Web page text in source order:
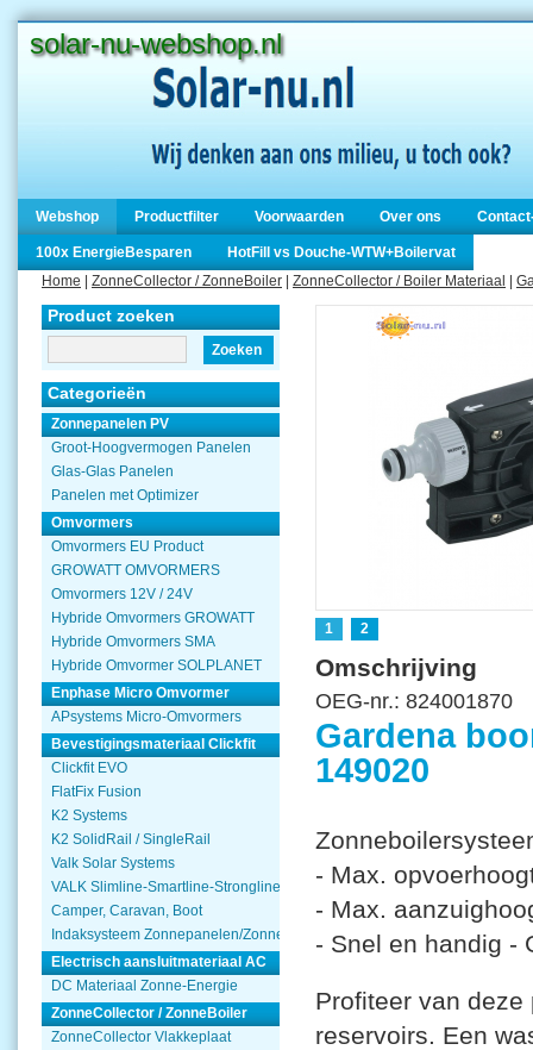
solar-nu-webshop.nl
Webshop Productfilter Voorwaarden Over ons
100x EnergieBesparen
HotFill vs Douche-WTW+Boilervat
Home
ZonneCollector / ZonneBoiler ZonneCollector / Boiler Materiaal
Product zoeken
Zoeken
Categorieën
Zonnepanelen PV
Groot-Hoogvermogen Panelen
Glas-Glas Panelen
Panelen met Optimizer
Omvormers
Omvormers EU Product
GROWATT OMVORMERS
Omvormers 12V / 24V
Hybride Omvormers GROWATT
Hybride Omvormers SMA
Hybride Omvormer SOLPLANET
Enphase Micro Omvormer
APsystems Micro-Omvormers
Bevestigingsmateriaal Clickfit
Clickfit EVO
FlatFix Fusion
K2 Systems
K2 SolidRail / SingleRail
Valk Solar Systems
VALK Slimline-Smartline-Strongline
Camper, Caravan, Boot
Indaksysteem Zonnepanelen/Zonnecollector
Electrisch aansluitmateriaal AC
DC Materiaal Zonne-Energie
ZonneCollector / ZonneBoiler
ZonneCollector Vlakkeplaat
1 2
Omschrijving
OEG-nr.: 824001870
Gardena
149020
- Max.
- Max.
- Snel en handig -
Profiteer van
reservoirs. Een